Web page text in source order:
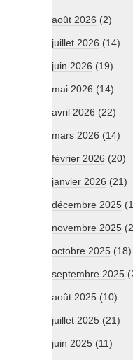
août 2026 (2)
juillet 2026 (14)
juin 2026 (19)
mai 2026 (14)
avril 2026 (22)
mars 2026 (14)
février 2026 (20)
janvier 2026 (21)
décembre 2025
novembre 2025
octobre 2025 (18)
septembre 2025
août 2025 (10)
juillet 2025 (21)
juin 2025 (11)